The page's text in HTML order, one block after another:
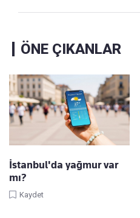
ÖNE ÇIKANLAR
İstanbul'da yağmur var
mı?
Kaydet